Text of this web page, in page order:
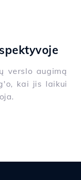
verslo augimą
kai jis laikui